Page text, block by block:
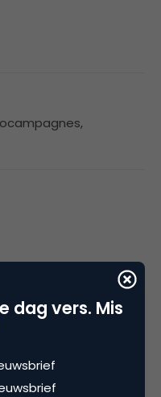
,
met een mooi
‘m inmiddels ook
dag vers. Mis